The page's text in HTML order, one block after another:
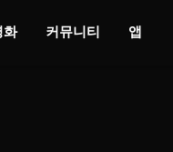
화 커뮤니티 앱